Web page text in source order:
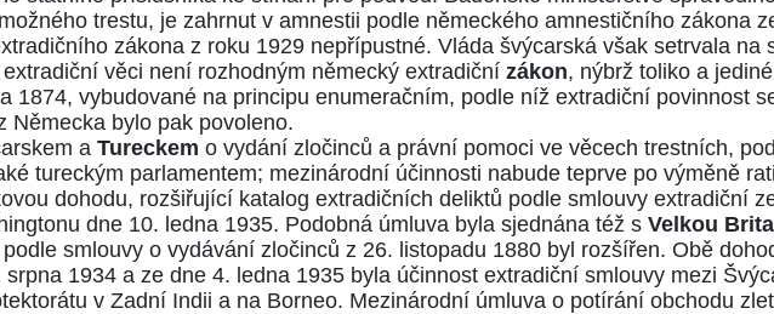
trestu, je zahrnut v amnestii podle německého amnestičního zákona
zákona z roku 1929 nepřípustné. Vláda švýcarská však setrvala
věci není rozhodným německý extradiční zákon, nýbrž toliko a
1874, vybudované na principu enumeračním, podle níž extradiční povinnost
Německa bylo pak povoleno.
a Tureckem o vydání zločinců a právní pomoci ve věcech trestních,
tureckým parlamentem; mezinárodní účinnosti nabude teprve po výměně
dohodu, rozšiřující katalog extradičních deliktů podle smlouvy extradiční
dne 10. ledna 1935. Podobná úmluva byla sjednána též s Velkou
smlouvy o vydávání zločinců z 26. listopadu 1880 byl rozšířen. Obě
1934 a ze dne 4. ledna 1935 byla účinnost extradiční smlouvy mezi
v Zadní Indii a na Borneo. Mezinárodní úmluva o potírání obchodu